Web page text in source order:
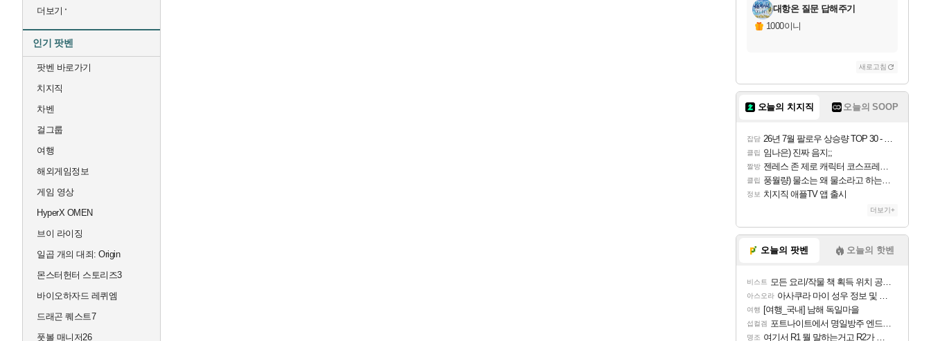
더보기
인기 팟벤
팟벤 바로가기
치지직
차벤
걸그룹
여행
해외게임정보
게임 영상
HyperX OMEN
브이 라이징
일곱 개의 대죄: Origin
몬스터헌터 스토리즈3
바이오하자드 레퀴엠
드래곤 퀘스트7
풋볼 매니저26
대항온 질문 답해주기
1000이니
새로고침
오늘의 치지직 오늘의 SOOP
잡담 26년 7월 팔로우 상승량 TOP 30 - 월간 치지직
클립 임나은) 진짜 음지;;
짤방 젠레스 존 제로 캐릭터 코스프레한 꽁주
클립 풍월량) 물소는 왜 물소라고 하는거야? 아! 그만 ㅋㅋ 알았어 ㅋㅋ
정보 치지직 애플TV 앱 출시
더보기+
오늘의 팟벤 오늘의 핫벤
비스트 모든 요리/작물 책 획득 위치 공략 (36개) - 미식가 도전과제
아스오라 아사쿠라 마이 성우 정보 및 주요 필모
여행 [여행_국내] 남해 독일마을
섭컬겜 포트나이트에서 명일방주 엔드필드 [펠리카] 판매 예정
명조 여기서 R1 뭘 말하는거고 R2가 뭘말하는걸까요?